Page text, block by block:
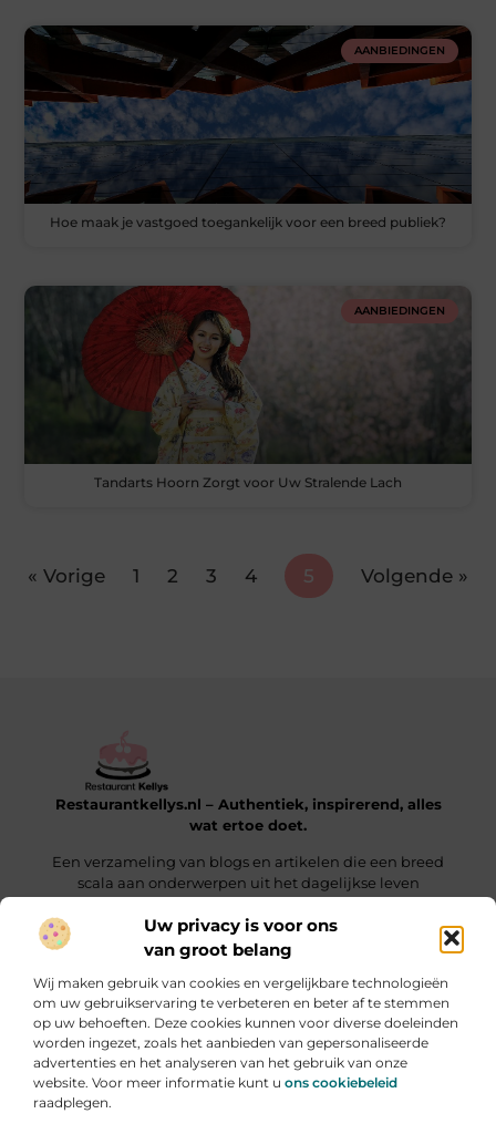
Uw privacy is voor ons
van groot belang
Wij maken gebruik van cookies en vergelijkbare technologieën
om uw gebruikservaring te verbeteren en beter af te stemmen
op uw behoeften. Deze cookies kunnen voor diverse doeleinden
worden ingezet, zoals het aanbieden van gepersonaliseerde
advertenties en het analyseren van het gebruik van onze
website. Voor meer informatie kunt u ons cookiebeleid
raadplegen.
AANBIEDINGEN
Hoe maak je vastgoed toegankelijk voor een breed publiek?
AANBIEDINGEN
Tandarts Hoorn Zorgt voor Uw Stralende Lach
« Vorige 1 2 3 4 5 Volgende »
Restaurantkellys.nl – Authentiek, inspirerend, alles
wat ertoe doet.
Een verzameling van blogs en artikelen die een breed
scala aan onderwerpen uit het dagelijkse leven
Onze informatie
Bericht categorie